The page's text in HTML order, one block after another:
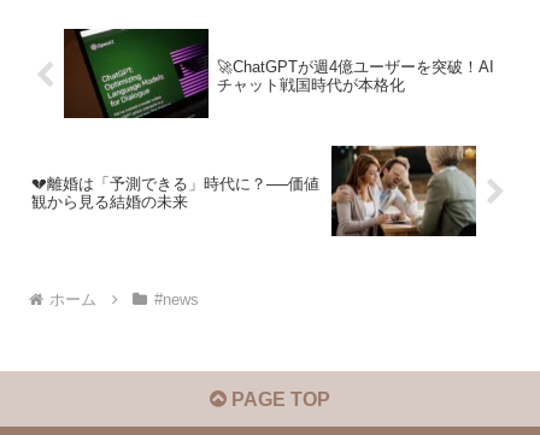
🚀ChatGPTが週4億ユーザーを突破！AI
チャット戦国時代が本格化
💔離婚は「予測できる」時代に？──価値
観から見る結婚の未来
ホーム #news
PAGE TOP